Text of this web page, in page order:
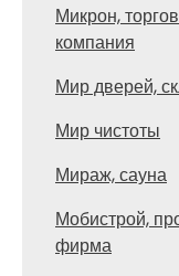
Микрон,
компания
Мир дверей,
Мир чистоты
Мираж, сауна
Мобистрой,
фирма